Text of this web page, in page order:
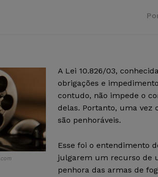
A Lei 10.826/03,
obrigações e
contudo, não impede o
delas. Portanto, uma vez
são penhoráveis.
Esse foi o entendimento
julgarem um recurso de
penhora das armas de